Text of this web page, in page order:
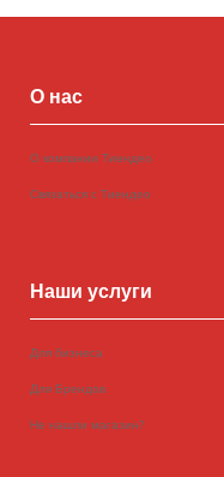
О нас
О компании Тиендео
Связаться с Тиендео
Наши услуги
Для бизнеса
Для Брендов
Не нашли магазин?